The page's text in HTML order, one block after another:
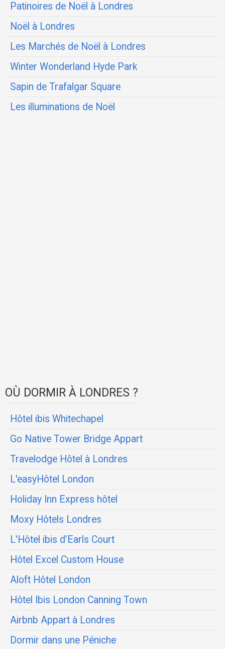
Patinoires de Noël à Londres
Noël à Londres
Les Marchés de Noël à Londres
Winter Wonderland Hyde Park
Sapin de Trafalgar Square
Les illuminations de Noël
OÙ DORMIR À LONDRES ?
Hôtel ibis Whitechapel
Go Native Tower Bridge Appart
Travelodge Hôtel à Londres
L'easyHôtel London
Holiday Inn Express hôtel
Moxy Hôtels Londres
L'Hôtel ibis d’Earls Court
Hôtel Excel Custom House
Aloft Hôtel London
Hôtel Ibis London Canning Town
Airbnb Appart à Londres
Dormir dans une Péniche